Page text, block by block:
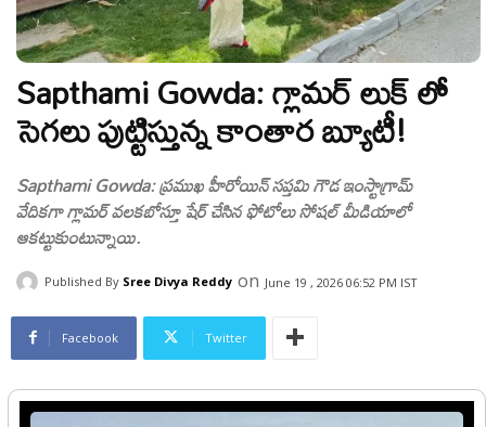
Sapthami Gowda: గ్లామర్ లుక్ లో
సెగలు పుట్టిస్తున్న కాంతార బ్యూటీ!
Sapthami Gowda: ప్రముఖ హీరోయిన్ సప్తమి గౌడ ఇంస్టాగ్రామ్
వేదికగా గ్లామర్ వలకబోస్తూ షేర్ చేసిన ఫోటోలు సోషల్ మీడియాలో
ఆకట్టుకుంటున్నాయి.
Published By Sree Divya Reddy on June 19 , 2026 06:52 PM IST
Facebook Twitter